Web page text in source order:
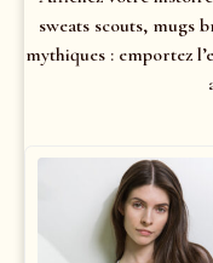
sweats scouts, mugs
mythiques : emportez